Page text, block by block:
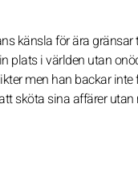
känsla för ära
plats i världen utan
men han backar inte
sköta sina affärer